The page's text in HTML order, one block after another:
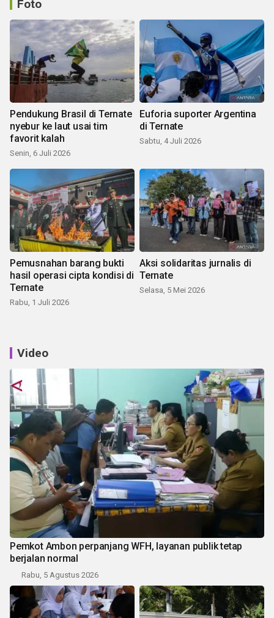
Foto
Pendukung Brasil di Ternate
nyebur ke laut usai tim
favorit kalah
Senin, 6 Juli 2026
Euforia suporter Argentina
di Ternate
Sabtu, 4 Juli 2026
Pemusnahan barang bukti
hasil operasi cipta kondisi di
Ternate
Rabu, 1 Juli 2026
Aksi solidaritas jurnalis di
Ternate
Selasa, 5 Mei 2026
Video
Pemkot Ambon perpanjang WFH, layanan publik tetap
berjalan normal
Rabu, 5 Agustus 2026